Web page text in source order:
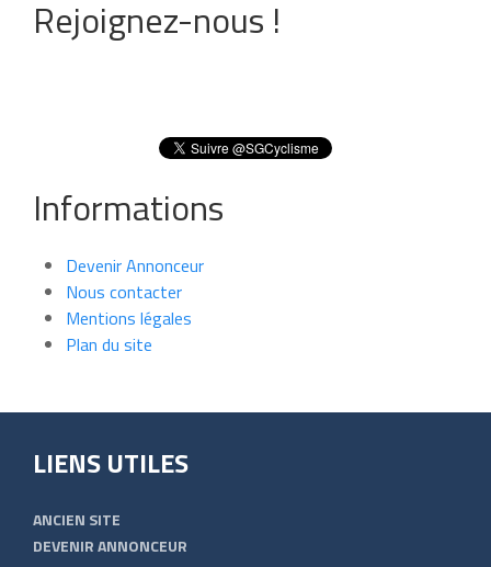
Rejoignez-nous !
Informations
Devenir Annonceur
Nous contacter
Mentions légales
Plan du site
LIENS UTILES
ANCIEN SITE
DEVENIR ANNONCEUR